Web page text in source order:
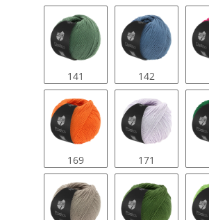
141 142
169 171